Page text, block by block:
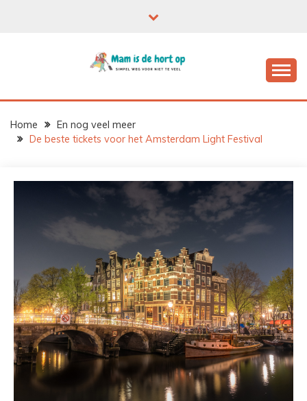
Home
En nog veel meer
De beste tickets voor het Amsterdam Light Festival